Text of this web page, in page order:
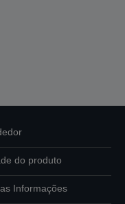
do produto
Informações